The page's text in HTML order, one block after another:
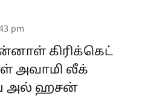
pm
கிரிக்கெட்
அவாமி லீக்
அல் ஹசன்